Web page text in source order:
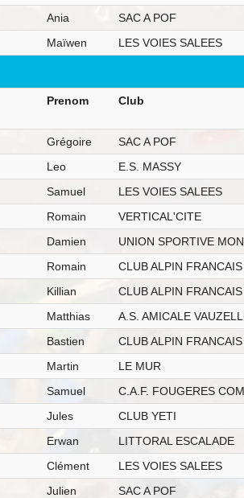
Ania SAC A POF
Maïwen LES VOIES SALEES
Prenom Club
Grégoire SAC A POF
Leo E.S. MASSY
Samuel LES VOIES SALEES
Romain VERTICAL'CITE
Damien UNION SPORTIVE
Romain CLUB ALPIN
Killian CLUB ALPIN
Matthias A.S. AMICALE
Bastien CLUB ALPIN
Martin LE MUR
Samuel C.A.F. FOUGERES
Jules
CLUB YETI
Erwan LITTORAL ESCALADE
Clément LES VOIES SALEES
Julien SAC A POF